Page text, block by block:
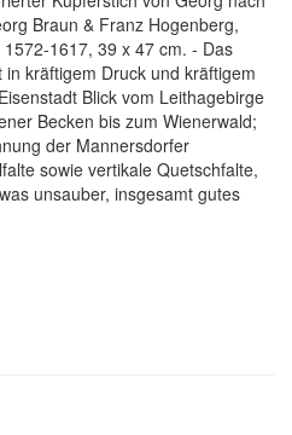
Braun & Franz Hogenberg,
1617, 39 x 47 cm. - Das
kräftigem Druck und kräftigem
Blick vom Leithagebirge
Becken bis zum Wienerwald;
der Mannersdorfer
sowie vertikale Quetschfalte,
unsauber, insgesamt gutes